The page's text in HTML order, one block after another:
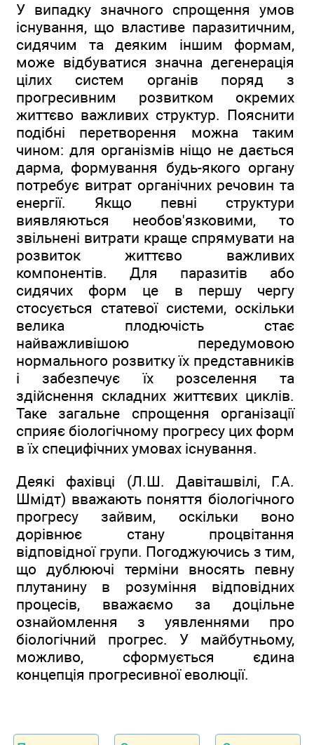
У випадку значного спрощення умов
існування, що властиве паразитичним,
сидячим та деяким іншим формам,
може відбуватися значна дегенерація
цілих систем органів поряд з
прогресивним розвитком окремих
життєво важливих структур. Пояснити
подібні перетворення можна таким
чином: для організмів ніщо не дається
дарма, формування будь-якого органу
потребує витрат органічних речовин та
енергії. Якщо певні структури
виявляються необов'язковими, то
звільнені витрати краще спрямувати на
розвиток життєво важливих
компонентів. Для паразитів або
сидячих форм це в першу чергу
стосується статевої системи, оскільки
велика плодючість стає
найважливішою передумовою
нормального розвитку їх представників
і забезпечує їх розселення та
здійснення складних життєвих циклів.
Таке загальне спрощення організації
сприяє біологічному прогресу цих форм
в їх специфічних умовах існування.
Деякі фахівці (Л.Ш. Давіташвілі, Г.А.
Шмідт) вважають поняття біологічного
прогресу зайвим, оскільки воно
дорівнює стану процвітання
відповідної групи. Погоджуючись з тим,
що дублюючі терміни вносять певну
плутанину в розуміння відповідних
процесів, вважаємо за доцільне
ознайомлення з уявленнями про
біологічний прогрес. У майбутньому,
можливо, сформується єдина
концепція прогресивної еволюції.